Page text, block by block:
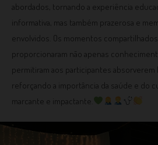
abordados, tornando a experiência
informativa, mas também prazerosa e
envolvidos. Os momentos
proporcionaram não apenas
permitiram aos participantes absorverem
reforçando a importância da saúde e do
marcante e impactante.